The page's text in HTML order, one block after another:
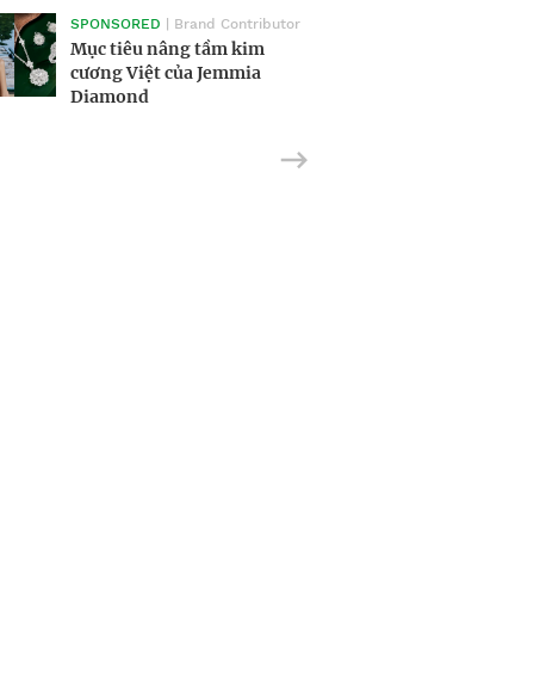
SPONSORED | Brand Contributor
Mục tiêu nâng tầm kim
cương Việt của Jemmia
Diamond
triệu USD
2023